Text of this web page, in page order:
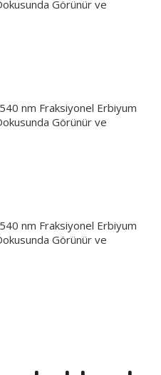
Görünür ve
nm Fraksiyonel Erbiyum
Görünür ve
nm Fraksiyonel Erbiyum
Görünür ve